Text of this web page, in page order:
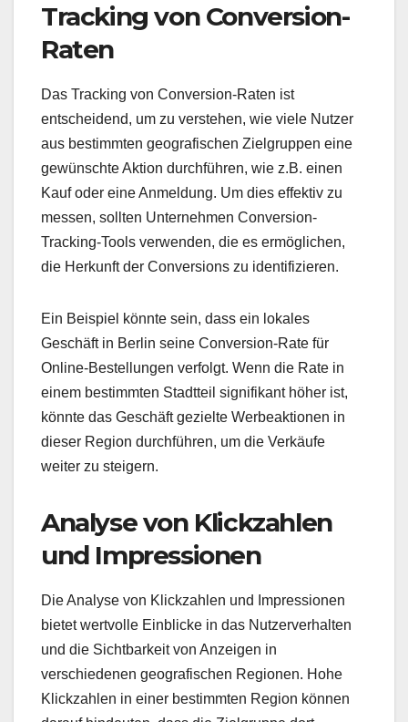
Tracking von Conversion-
Raten
Das Tracking von Conversion-Raten ist
entscheidend, um zu verstehen, wie viele Nutzer
aus bestimmten geografischen Zielgruppen eine
gewünschte Aktion durchführen, wie z.B. einen
Kauf oder eine Anmeldung. Um dies effektiv zu
messen, sollten Unternehmen Conversion-
Tracking-Tools verwenden, die es ermöglichen,
die Herkunft der Conversions zu identifizieren.
Ein Beispiel könnte sein, dass ein lokales
Geschäft in Berlin seine Conversion-Rate für
Online-Bestellungen verfolgt. Wenn die Rate in
einem bestimmten Stadtteil signifikant höher ist,
könnte das Geschäft gezielte Werbeaktionen in
dieser Region durchführen, um die Verkäufe
weiter zu steigern.
Analyse von Klickzahlen
und Impressionen
Die Analyse von Klickzahlen und Impressionen
bietet wertvolle Einblicke in das Nutzerverhalten
und die Sichtbarkeit von Anzeigen in
verschiedenen geografischen Regionen. Hohe
Klickzahlen in einer bestimmten Region können